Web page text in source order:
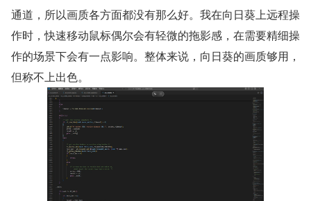
通道，所以画质各方面都没有那么好。我在向日葵上远程操
作时，快速移动鼠标偶尔会有轻微的拖影感，在需要精细操
作的场景下会有一点影响。整体来说，向日葵的画质够用，
但称不上出色。